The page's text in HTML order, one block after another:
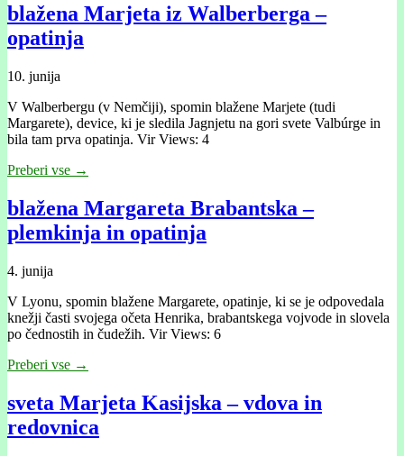
blažena Marjeta iz Walberberga –
opatinja
10. junija
V Walberbergu (v Nemčiji), spomin blažene Marjete (tudi
Margarete), device, ki je sledila Jagnjetu na gori svete Valbúrge in
bila tam prva opatinja. Vir Views: 4
Preberi vse →
blažena Margareta Brabantska –
plemkinja in opatinja
4. junija
V Lyonu, spomin blažene Margarete, opatinje, ki se je odpovedala
knežji časti svojega očeta Henrika, brabantskega vojvode in slovela
po čednostih in čudežih. Vir Views: 6
Preberi vse →
sveta Marjeta Kasijska – vdova in
redovnica